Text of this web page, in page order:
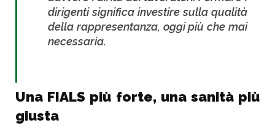
dirigenti significa investire sulla qualità
della rappresentanza, oggi più che mai
necessaria.
Una FIALS più forte, una sanità più
giusta